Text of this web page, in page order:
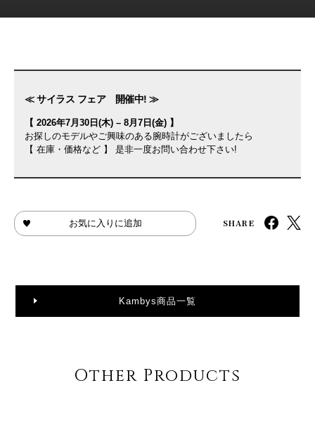
≪ サイラス フェア 開催中! ≫
【 2026年7月30日(木) – 8月7日(金) 】
お探しのモデルやご興味のある腕時計がございましたら
【 在庫・価格など 】 是非一度お問い合わせ下さい!
お気に入りに追加 SHARE
Kambys商品一覧
Other Products